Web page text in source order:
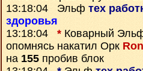
13:18:04 Эльф тех
здоровья
13:18:04 * Коварный
опомнясь накатил Орк
на 155 пробив блок